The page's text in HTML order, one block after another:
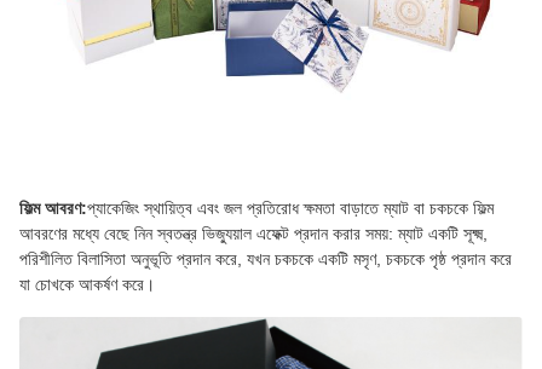
ফিল্ম আবরণ:প্যাকেজিং স্থায়িত্ব এবং জল প্রতিরোধ ক্ষমতা বাড়াতে ম্যাট বা চকচকে ফিল্ম
আবরণের মধ্যে বেছে নিন স্বতন্ত্র ভিজ্যুয়াল এফেক্ট প্রদান করার সময়: ম্যাট একটি সূক্ষ্ম,
পরিশীলিত বিলাসিতা অনুভূতি প্রদান করে, যখন চকচকে একটি মসৃণ, চকচকে পৃষ্ঠ প্রদান করে
যা চোখকে আকর্ষণ করে।